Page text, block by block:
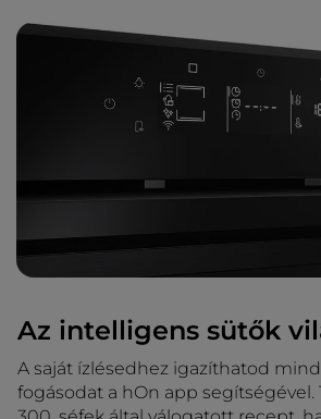
Az intelligens sütők
A saját ízlésedhez igazíthatod
fogásodat a hOn app